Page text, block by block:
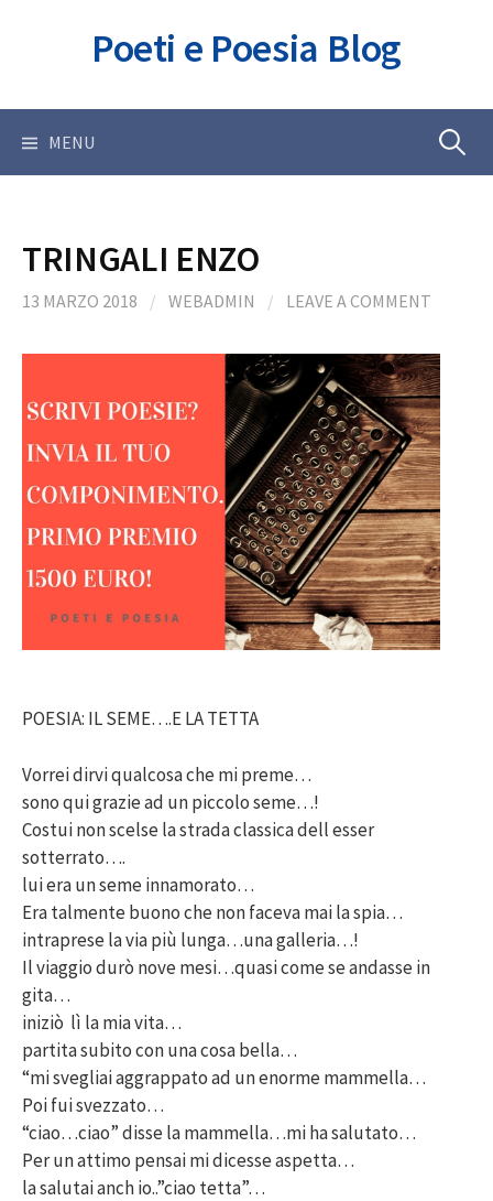
Poeti e Poesia Blog
MENU Ricerca
TRINGALI ENZO
13 MARZO 2018 / WEBADMIN / LEAVE A COMMENT
POESIA: IL SEME….E LA TETTA
Vorrei dirvi qualcosa che mi preme…
sono qui grazie ad un piccolo seme…!
Costui non scelse la strada classica dell esser
sotterrato….
lui era un seme innamorato…
Era talmente buono che non faceva mai la spia…
intraprese la via più lunga…una galleria…!
Il viaggio durò nove mesi…quasi come se andasse in
gita…
iniziò lì la mia vita…
partita subito con una cosa bella…
“mi svegliai aggrappato ad un enorme mammella…
Poi fui svezzato…
“ciao…ciao” disse la mammella…mi ha salutato…
Per un attimo pensai mi dicesse aspetta…
la salutai anch io..”ciao tetta”…